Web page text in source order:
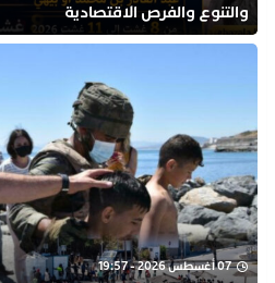
والتنوع والفرص الاقتصادية
07 أغسطس 2026 - 19:57